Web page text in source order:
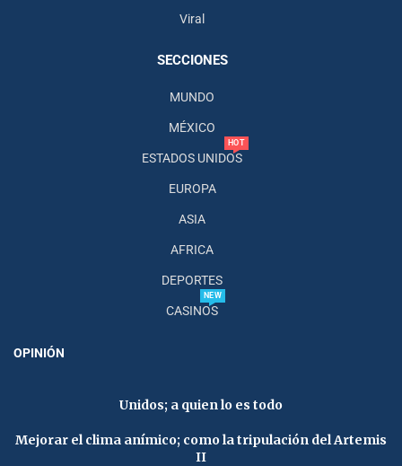
Viral
SECCIONES
MUNDO
MÉXICO
ESTADOS UNIDOS
HOT
EUROPA
ASIA
AFRICA
DEPORTES
CASINOS
NEW
OPINIÓN
Unidos; a quien lo es todo
Mejorar el clima anímico; como la tripulación del Artemis
II